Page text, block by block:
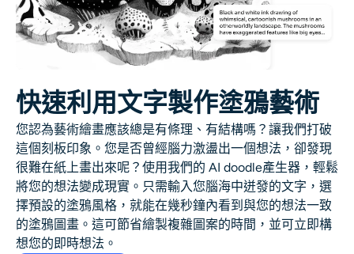
髮型更換器
AI寶貝
AI濾鏡
爆頭生成器專業版
AI頭像生成器
快速利用文字製作塗鴉藝術
您認為藝術繪畫應該總是有條理、有結構嗎？讓我們打破
這個刻板印象。您是否曾經腦力激盪出一個想法，卻發現
很難在紙上畫出來呢？使用我們的 AI doodle產生器，輕鬆
將您的想法變成現實。只需輸入您腦海中迸發的文字，選
擇預設的塗鴉風格，就能在幾秒鐘內看到與您的想法一致
的塗鴉圖畫。這可節省繪製複雜圖案的時間，並可立即構
想您的即時想法。